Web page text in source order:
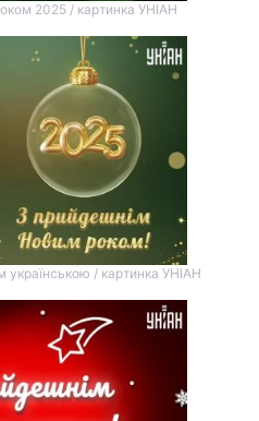
2025 / картинка УНІАН
/ картинка УНІАН